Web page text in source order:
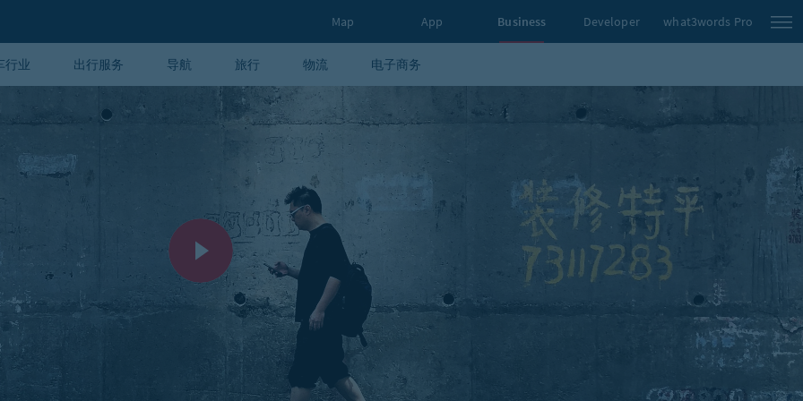
Map App Business Developer what3words Pro
行业 出行服务 导航 旅行 物流 电子商务